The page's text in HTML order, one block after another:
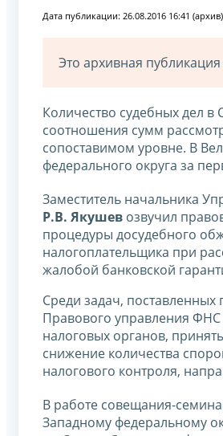
Дата публикации: 26.08.2016 16:41 (архив)
Это архивная
Количество судебных дел
соотношения сумм
сопоставимом уровне. В
федерального округа за
Заместитель начальника
Р.В. Якушев озвучил
процедуры досудебного
налогоплательщика при
жалобой банковской
Среди задач, поставленных
Правового управления ФНС
налоговых органов,
снижение количества
налогового контроля,
В работе совещания-
Западному федеральному